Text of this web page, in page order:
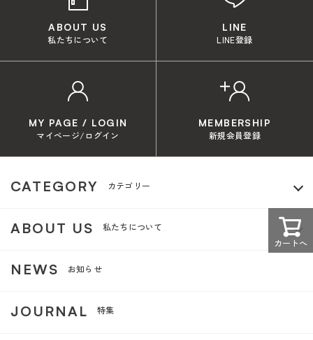
カートへ
ABOUT US
私たちについて
LINE
LINE登録
MY PAGE / LOGIN
マイページ/ログイン
MEMBERSHIP
新規会員登録
CATEGORY カテゴリー
ABOUT US 私たちについて
NEWS お知らせ
JOURNAL 特集